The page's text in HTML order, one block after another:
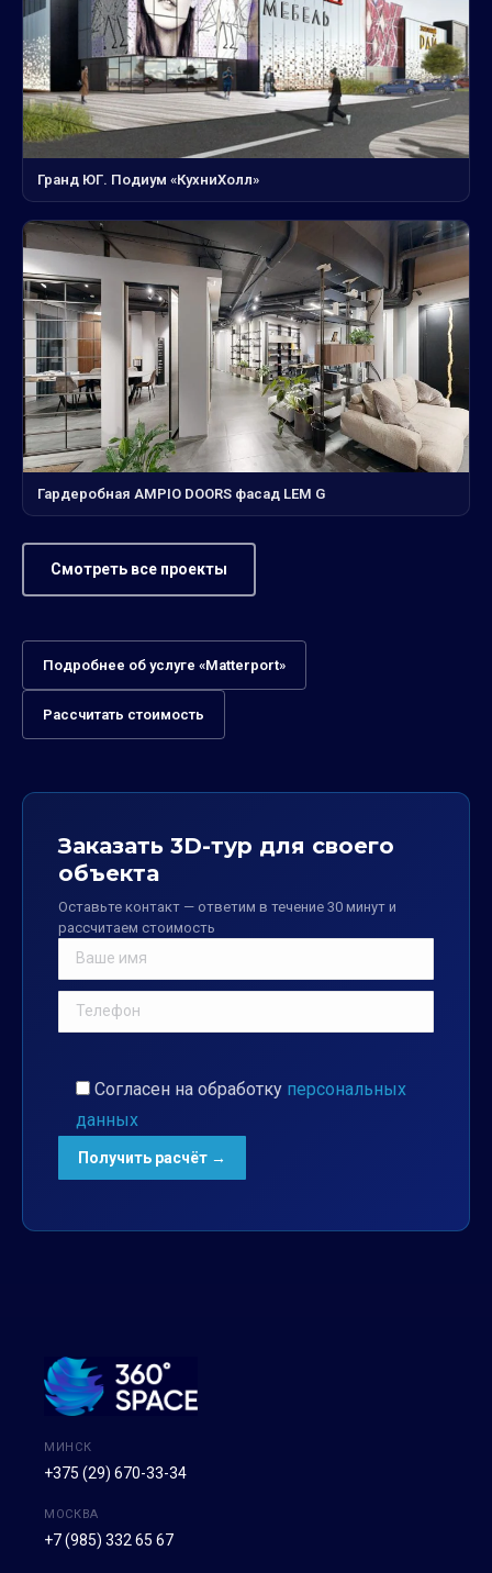
Гранд ЮГ. Подиум «КухниХолл»
Гардеробная AMPIO DOORS фасад LEM G
Смотреть все проекты
Подробнее об услуге «Matterport»
Рассчитать стоимость
Заказать 3D-тур для своего
объекта
Оставьте контакт — ответим в течение 30 минут и
рассчитаем стоимость
Согласен на обработку персональных
данных
МИНСК
+375 (29) 670-33-34
МОСКВА
+7 (985) 332 65 67